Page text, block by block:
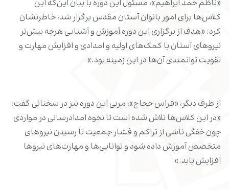
«ناظم حمد ابراهیم»، مسئول این دوره با بیان این‌که این
کلاس‌ها برای امور بانوان آستان مقدس برگزار شد، خاطرنشان
کرد: «هدف از برگزاری این دوره آموزش و آشنایی هرچه بیش‌تر
نیروهای آستان با کمک‌های اولیه و امدادی و افزایش مهارت و
تقویت توانمندی آن‌ها در این زمینه بود.»
از طرف دیگر، «فراس حجاج»، مربی این دوره نیز در سخنانی گفت:
«در این کلاس‌ها تلاش شده است تا نحوه امدادرسانی در مواردی
چون خفگی ناشی از تراکم و فشار جمعیت تا رسیدن نیروهای
متخصص آموزش داده شود و توانایی‌ها و مهارت‌های نیروها
افزایش یابد.»